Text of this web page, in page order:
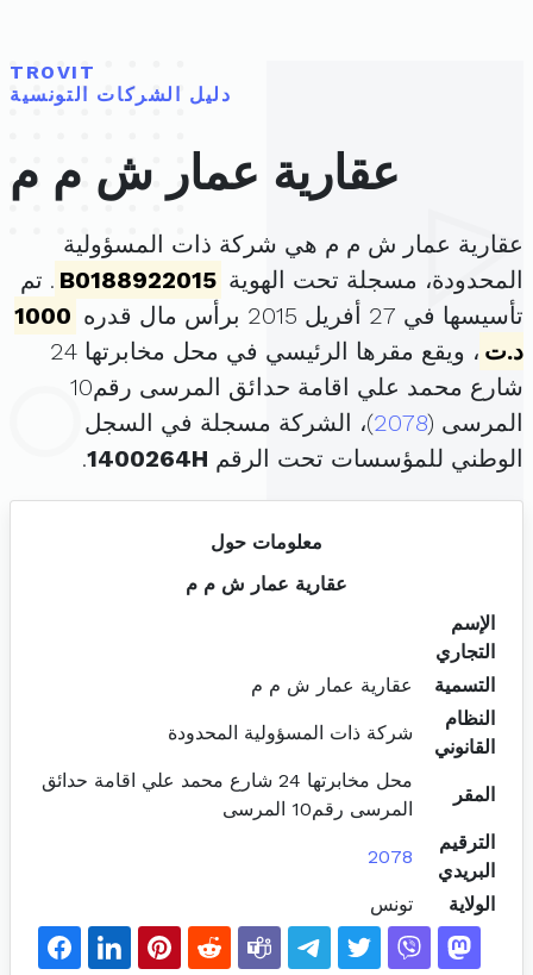
TROVIT
دليل الشركات التونسية
عقارية عمار ش م م
عقارية عمار ش م م هي شركة ذات المسؤولية
المحدودة، مسجلة تحت الهوية B0188922015 . تم
تأسيسها في 27 أفريل 2015 برأس مال قدره
1000
د.ت
، ويقع مقرها الرئيسي في محل مخابرتها 24
شارع محمد علي اقامة حدائق المرسى رقم10
المرسى (2078)، الشركة مسجلة في السجل
الوطني للمؤسسات تحت الرقم 1400264H
.
معلومات حول
عقارية عمار ش م م
الإسم
التجاري
التسمية
عقارية عمار ش م م
النظام
القانوني
شركة ذات المسؤولية المحدودة
المقر
محل مخابرتها 24 شارع محمد علي اقامة حدائق
المرسى رقم10 المرسى
الترقيم
البريدي
2078
الولاية تونس